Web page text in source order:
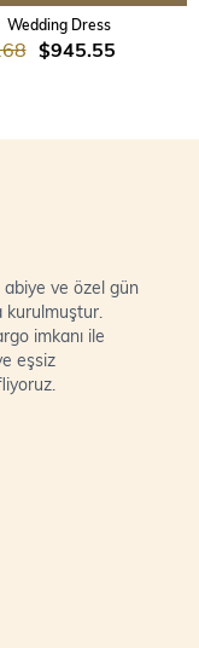
Wedding Dress
$945.55
abiye ve özel gün
imkanı ile
eşsiz